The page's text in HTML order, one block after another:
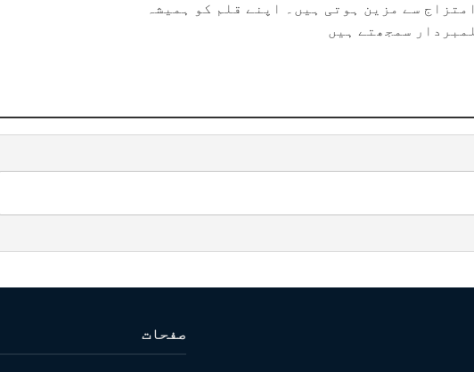
سے مزین ہوتی ہیں۔ اپنے قلم کو ہمیشہ
سمجھتے ہیں
صفحات